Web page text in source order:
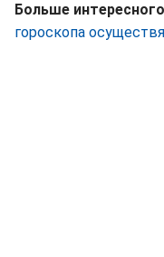
Больше
гороскопа